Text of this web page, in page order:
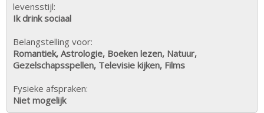
levensstijl:
Ik drink sociaal
Belangstelling voor:
Romantiek, Astrologie, Boeken lezen, Natuur,
Gezelschapsspellen, Televisie kijken, Films
Fysieke afspraken:
Niet mogelijk